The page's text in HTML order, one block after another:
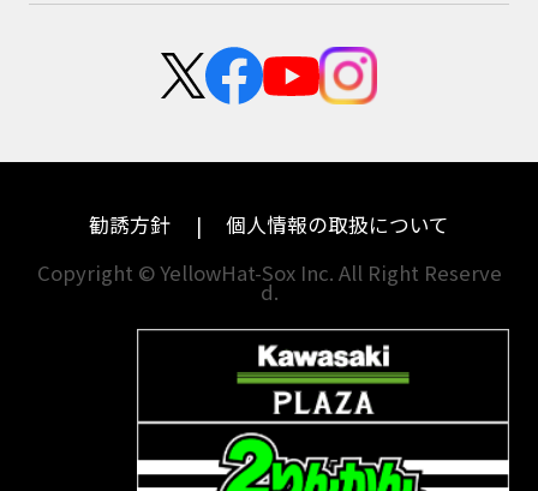
BALIUSⅡBANDIT
BANDIT 1250FBANDIT 1250S
BANDIT1250FBANDIT1250SBBQ
BEETフルエキ
BEETマフラー
BLACKLIMITEDBMW
BMW S1000RR Mパッケージ
BMWS1000R
BMW S1000RR
BMW フルパニアBM‘Sマフラー
BOBBERBOLTBOLT C-Spec
スズキ
ハーレーダビッドソン
ドゥカティ
KTM
モトグッツイ
MVアグスタ
他海外ﾒｰｶｰ
兵庫
福岡
長崎
熊本
中途採用・アルバイト
勧誘方針
個人情報の取扱について
Copyright © YellowHat-Sox Inc. All Right Reserve
d.